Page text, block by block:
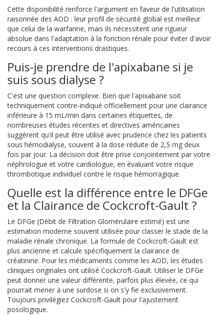
Cette disponibilité renforce l'argument en faveur de l'utilisation
raisonnée des AOD : leur profil de sécurité global est meilleur
que celui de la warfarine, mais ils nécessitent une rigueur
absolue dans l'adaptation à la fonction rénale pour éviter d'avoir
recours à ces interventions drastiques.
Puis-je prendre de l'apixabane si je
suis sous dialyse ?
C'est une question complexe. Bien que l'apixabane soit
techniquement contre-indiqué officiellement pour une clairance
inférieure à 15 mL/min dans certaines étiquettes, de
nombreuses études récentes et directives américaines
suggèrent qu'il peut être utilisé avec prudence chez les patients
sous hémodialyse, souvent à la dose réduite de 2,5 mg deux
fois par jour. La décision doit être prise conjointement par votre
néphrologue et votre cardiologue, en évaluant votre risque
thrombotique individuel contre le risque hémorragique.
Quelle est la différence entre le DFGe
et la Clairance de Cockcroft-Gault ?
Le DFGe (Débit de Filtration Glomérulaire estimé) est une
estimation moderne souvent utilisée pour classer le stade de la
maladie rénale chronique. La formule de Cockcroft-Gault est
plus ancienne et calcule spécifiquement la clairance de
créatinine. Pour les médicaments comme les AOD, les études
cliniques originales ont utilisé Cockcroft-Gault. Utiliser le DFGe
peut donner une valeur différente, parfois plus élevée, ce qui
pourrait mener à une surdose si on s'y fie exclusivement.
Toujours privilégiez Cockcroft-Gault pour l'ajustement
posologique.